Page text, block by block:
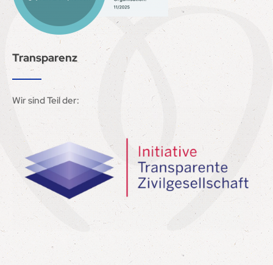
Transparenz
Wir sind Teil der: